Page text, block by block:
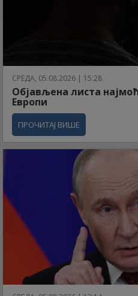
СРЕДА, 05.08.2026 | 15:28
Објављена листа
Европи
ПРОЧИТАЈ ВИШЕ